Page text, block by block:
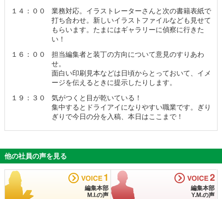
１４：００
業務対応。イラストレーターさんと次の書籍表紙で
打ち合わせ。新しいイラストファイルなども見せて
もらいます。たまにはギャラリーに偵察に行きた
い！
１６：００
担当編集者と装丁の方向について意見のすりあわ
せ。
面白い印刷見本などは日頃からとっておいて、イメ
ージを伝えるときに提示したりします。
１９：３０
気がつくと目が乾いている！
集中するとドライアイになりやすい職業です。ぎり
ぎりで今日の分を入稿、本日はここまで！
他の社員の声を見る
VOICE1
編集本部
M.I.の声
VOICE2
編集本部
Y.M.の声